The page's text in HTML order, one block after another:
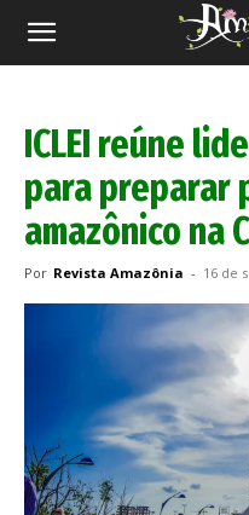
Revista
ICLEI reúne
para preparar
amazônico na
Por Revista Amazônia - 16 de